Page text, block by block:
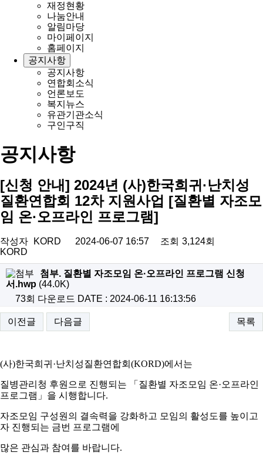
재정현황
나눔안내
알림마당
마이페이지
홈페이지
공지사항
공지사항
연합회소식
언론보도
복지뉴스
유관기관소식
구인구직
공지사항
[신청 안내] 2024년 (사)한국희귀·난치성
질환연합회 12차 지원사업 [질환별 자조모
임 온·오프라인 프로그램]
작성자 KORD 2024-06-07 16:57 조회 3,124회
KORD
첨부. 질환별 자조모임 온·오프라인 프로그램 신청
서.hwp (44.0K)
73회 다운로드 DATE : 2024-06-11 16:13:56
이전글 다음글 목록
(사)한국희귀 ·난치성질환연합회 (KORD)에서는
질병관리청 후원으로 진행되는 「 질환별 자조모임 온·오프라인
프로그램 」 을 시행합니다.
자조모임 구성원의 결속력을 강화하고 모임의 활성도를 높이고
자 진행되는 금번 프로그램에
많은 관심과 참여를 바랍니다.